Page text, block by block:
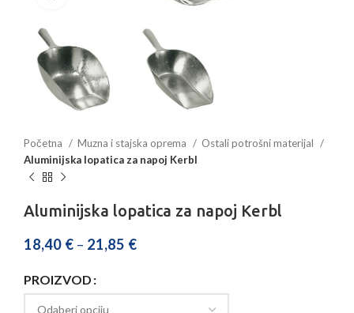
Početna Muzna i stajska oprema
Ostali potrošni materijal
Aluminijska lopatica za napoj Kerbl
Aluminijska lopatica za napoj Kerbl
18,40 € – 21,85 €
PROIZVOD